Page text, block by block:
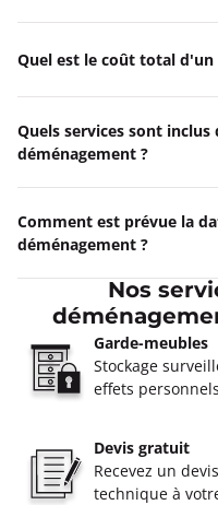
Quel est le coût total d'un
Quels services sont inclus
déménagement ?
Comment est prévue la
déménagement ?
Nos
Garde-meubles
Stockage
effets
Devis gratuit
Recevez un
technique à